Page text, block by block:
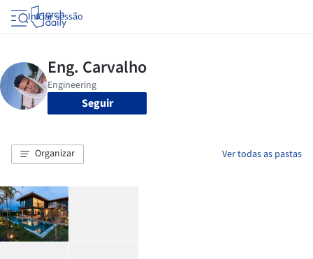
Iniciar sessão
Seguir
Organizar Ver todas as pastas